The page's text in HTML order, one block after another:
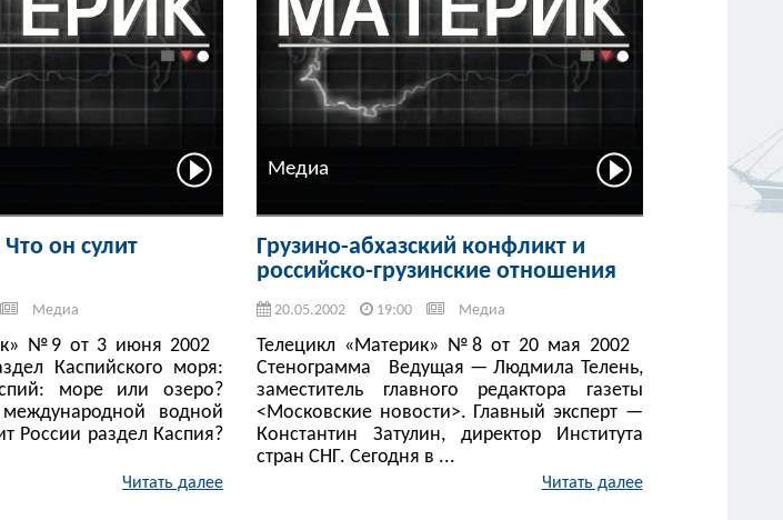
он сулит
Медиа
№9 от 3 июня 2002
Каспийского моря:
море или озеро?
водной
России раздел Каспия?
Читать далее
Медиа
Грузино-абхазский конфликт и
российско-грузинские отношения
20.05.2002 19:00 Медиа
Телецикл «Материк» №8 от 20 мая 2002
Стенограмма Ведущая — Людмила Телень,
заместитель главного редактора газеты
<Московские новости>. Главный эксперт —
Константин Затулин, директор Института
стран СНГ. Сегодня в ...
Читать далее